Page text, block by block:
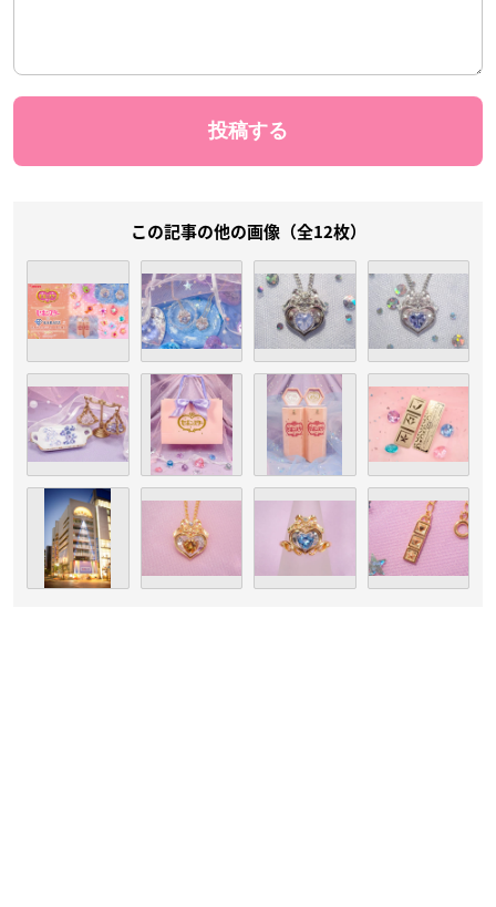
この記事の他の画像（全12枚）